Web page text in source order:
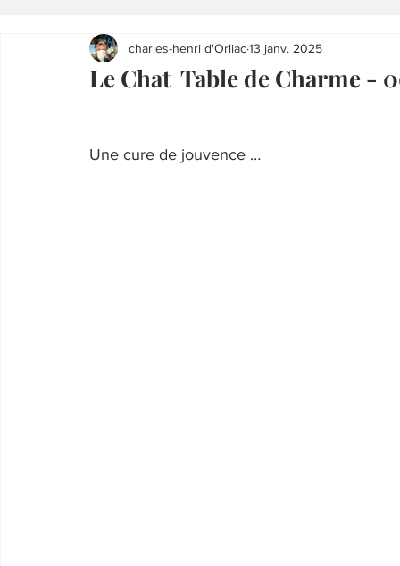
Le Chat Table de Charme -
charles-henri d'Orliac13 janv. 2025
Une cure de jouvence …